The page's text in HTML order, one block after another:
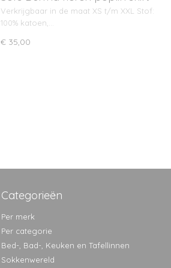
Verkrijgbaar in de maat XS t/m XXL Stof:
100% katoen,…
€ 35,00
Categorieën
Per merk
Per categorie
Bed-, Bad-, Keuken en Tafellinnen
Sokkenwereld